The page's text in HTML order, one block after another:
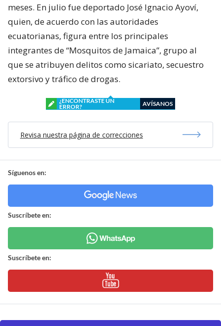
meses. En julio fue deportado José Ignacio Ayoví,
quien, de acuerdo con las autoridades
ecuatorianas, figura entre los principales
integrantes de “Mosquitos de Jamaica”, grupo al
que se atribuyen delitos como sicariato, secuestro
extorsivo y tráfico de drogas.
¿ENCONTRASTE UN
ERROR?
AVÍSANOS
Revisa nuestra página de correcciones
Síguenos en:
Suscríbete en:
Suscríbete en: